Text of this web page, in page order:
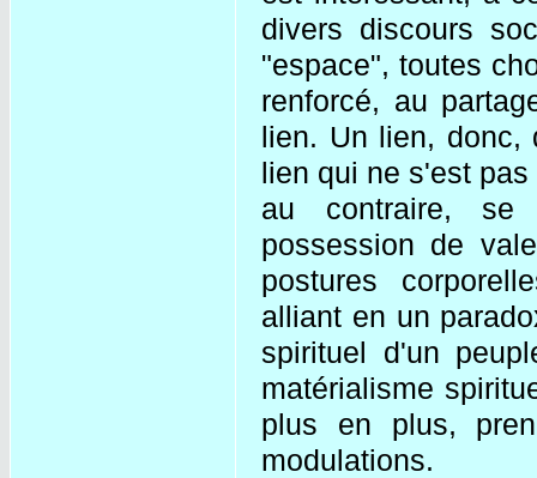
divers discours
"espace", toutes
renforcé, au
lien. Un lien, donc,
lien qui ne s'est
au contraire, se
possession de
postures
alliant en un
spirituel d'un
matérialisme
plus en plus,
modulations.